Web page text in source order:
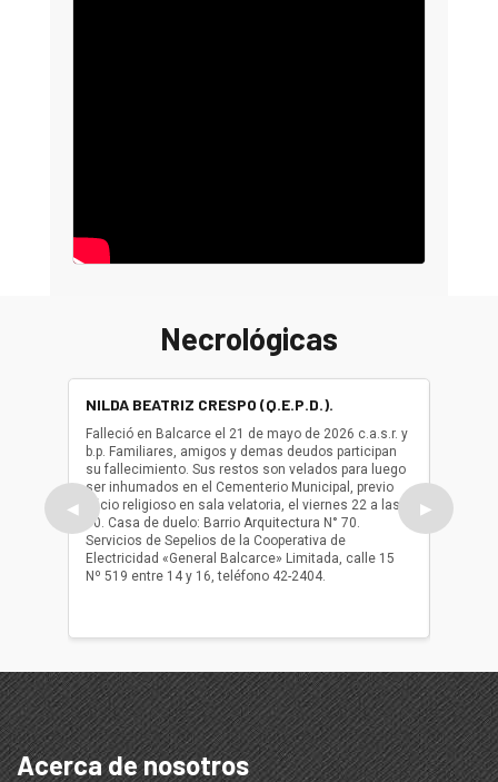
Necrológicas
◀
NILDA BEATRIZ CRESPO (Q.E.P.D.).
Falleció en Balcarce el 21 de mayo de 2026 c.a.s.r. y
b.p. Familiares, amigos y demas deudos participan
su fallecimiento. Sus restos son velados para luego
ser inhumados en el Cementerio Municipal, previo
oficio religioso en sala velatoria, el viernes 22 a las
10. Casa de duelo: Barrio Arquitectura N° 70.
Servicios de Sepelios de la Cooperativa de
Electricidad «General Balcarce» Limitada, calle 15
Nº 519 entre 14 y 16, teléfono 42-2404.
ser
oficio
▶
Acerca de nosotros